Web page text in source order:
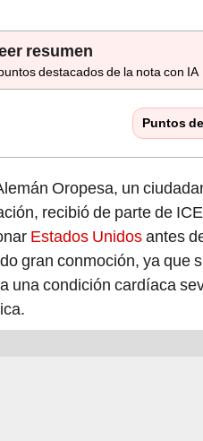
resumen
destacados de la nota con IA
Puntos
Oropesa, un
recibió de parte de
Estados Unidosantes
gran conmoción, ya
una condición cardíaca